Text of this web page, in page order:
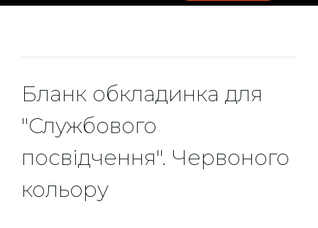
Бланк обкладинка для
"Службового
посвідчення". Червоного
кольору